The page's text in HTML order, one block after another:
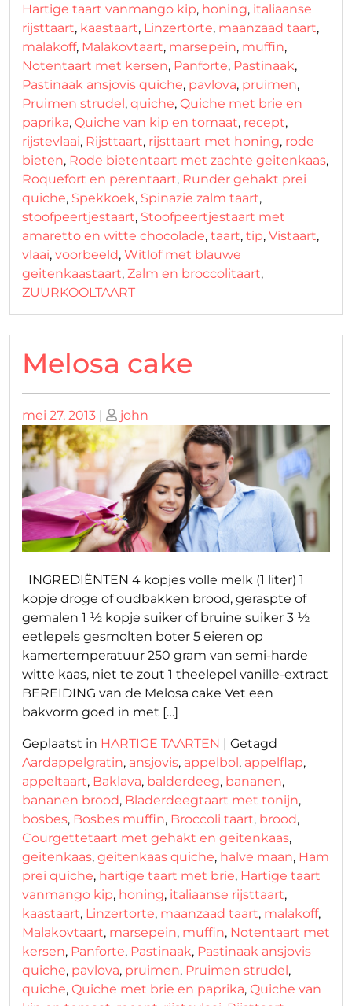
Hartige taart vanmango kip, honing, italiaanse
rijsttaart, kaastaart, Linzertorte, maanzaad taart,
malakoff, Malakovtaart, marsepein, muffin,
Notentaart met kersen, Panforte, Pastinaak,
Pastinaak ansjovis quiche, pavlova, pruimen,
Pruimen strudel, quiche, Quiche met brie en
paprika, Quiche van kip en tomaat, recept,
rijstevlaai, Rijsttaart, rijsttaart met honing, rode
bieten, Rode bietentaart met zachte geitenkaas,
Roquefort en perentaart, Runder gehakt prei
quiche, Spekkoek, Spinazie zalm taart,
stoofpeertjestaart, Stoofpeertjestaart met
amaretto en witte chocolade, taart, tip, Vistaart,
vlaai, voorbeeld, Witlof met blauwe
geitenkaastaart, Zalm en broccolitaart,
ZUURKOOLTAART
Melosa cake
Geplaatst
op
mei 27, 2013 | Geplaatst
op
john
INGREDIËNTEN 4 kopjes volle melk (1 liter) 1
kopje droge of oudbakken brood, geraspte of
gemalen 1 ½ kopje suiker of bruine suiker 3 ½
eetlepels gesmolten boter 5 eieren op
kamertemperatuur 250 gram van semi-harde
witte kaas, niet te zout 1 theelepel vanille-extract
BEREIDING van de Melosa cake Vet een
bakvorm goed in met […]
Geplaatst in HARTIGE TAARTEN | Getagd
Aardappelgratin, ansjovis, appelbol , appelflap,
appeltaart, Baklava, balderdeeg, bananen,
bananen brood, Bladerdeegtaart met tonijn,
bosbes, Bosbes muffin, Broccoli taart, brood,
Courgettetaart met gehakt en geitenkaas,
geitenkaas, geitenkaas quiche, halve maan, Ham
prei quiche, hartige taart met brie, Hartige taart
vanmango kip, honing, italiaanse rijsttaart,
kaastaart, Linzertorte, maanzaad taart, malakoff,
Malakovtaart, marsepein, muffin, Notentaart met
kersen, Panforte, Pastinaak, Pastinaak ansjovis
quiche, pavlova, pruimen, Pruimen strudel ,
quiche, Quiche met brie en paprika, Quiche van